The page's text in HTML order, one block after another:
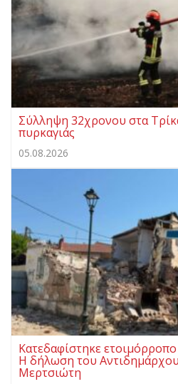
Σύλληψη 32χρονου στα
πυρκαγιάς
05.08.2026
Κατεδαφίστηκε
Η δήλωση του
Μερτσιώτη